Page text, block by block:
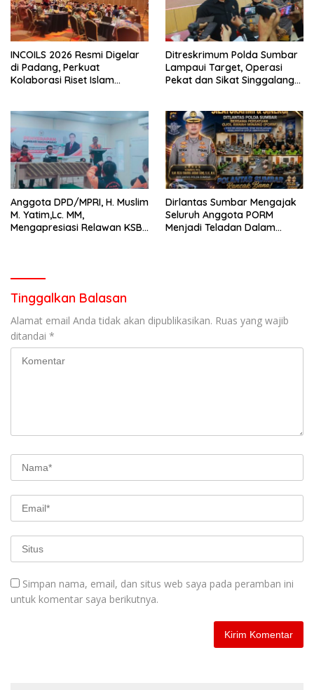
INCOILS 2026 Resmi Digelar
di Padang, Perkuat
Kolaborasi Riset Islam
Ditreskrimum Polda Sumbar
Lampaui Target, Operasi
Pekat dan Sikat Singgalang
Anggota DPD/MPRI, H. Muslim
M. Yatim,Lc. MM,
Mengapresiasi Relawan KSB
Dirlantas Sumbar Mengajak
Seluruh Anggota PORM
Menjadi Teladan Dalam
Tinggalkan Balasan
Alamat email Anda tidak akan dipublikasikan. Ruas yang wajib
ditandai *
Simpan nama, email, dan situs web saya pada peramban ini
untuk komentar saya berikutnya.